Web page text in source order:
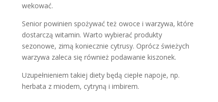
wekować.
Senior powinien spożywać też owoce i warzywa, które
dostarczą witamin. Warto wybierać produkty
sezonowe, zimą koniecznie cytrusy. Oprócz świeżych
warzywa zaleca się również podawanie kiszonek.
Uzupełnieniem takiej diety będą ciepłe napoje, np.
herbata z miodem, cytryną i imbirem.